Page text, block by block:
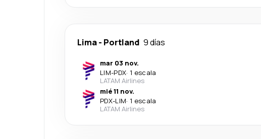
Lima- Portland 9 días
mar 03 nov.
LIM-PDX· 1 escala
LATAM Airlines
mié 11 nov.
PDX-LIM· 1 escala
LATAM Airlines